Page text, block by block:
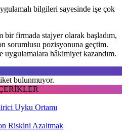
bilgileri sayesinde işe çok
bir firmada stajyer olarak başladım,
sorumlusu pozisyonuna geçtim.
uygulamalara hâkimiyet kazandım.
bulunmuyor.
Uyku Ortamı
Riskini Azaltmak